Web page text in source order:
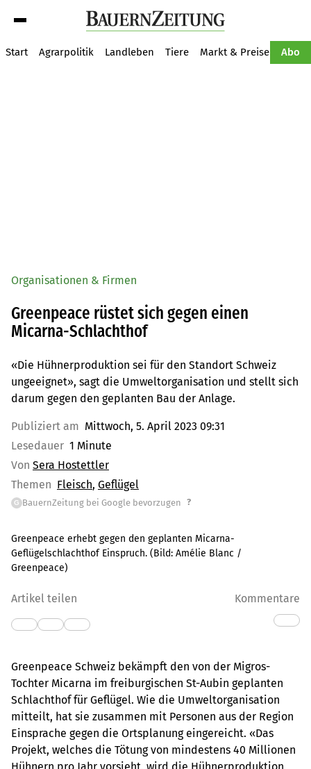
Start Agrarpolitik Landleben Tiere Markt & Preise Abo
Organisationen & Firmen
Greenpeace rüstet sich gegen einen
Micarna-Schlachthof
«Die Hühnerproduktion sei für den Standort Schweiz
ungeeignet», sagt die Umweltorganisation und stellt sich
darum gegen den geplanten Bau der Anlage.
Publiziert am Mittwoch, 5. April 2023 09:31
Lesedauer 1 Minute
Von Sera Hostettler
Themen Fleisch Geflügel
G BauernZeitung bei Google bevorzugen ?
Greenpeace erhebt gegen den geplanten Micarna-
Geflügelschlachthof Einspruch. (Bild: Amélie Blanc /
Greenpeace)
Artikel teilen Kommentare
Greenpeace Schweiz bekämpft den von der Migros-
Tochter Micarna im freiburgischen St-Aubin geplanten
Schlachthof für Geflügel. Wie die Umweltorganisation
mitteilt, hat sie zusammen mit Personen aus der Region
Einsprache gegen die Ortsplanung eingereicht. «Das
Projekt, welches die Tötung von mindestens 40 Millionen